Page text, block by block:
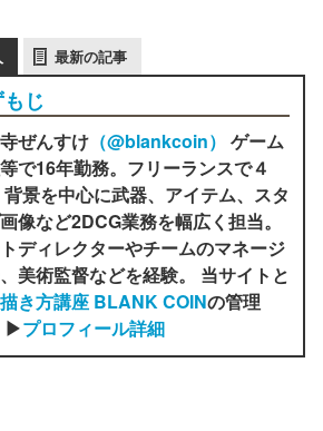
最新の記事
じ
ぜんすけ （‎@blankcoin） ゲーム
で16年勤務。フリーランスで４
景を中心に武器、アイテム、スタ
像など2DCG業務を幅広く担当。
ディレクターやチームのマネージ
美術監督などを経験。 当サイトと
き方講座 BLANK COINの管理
▶プロフィール詳細